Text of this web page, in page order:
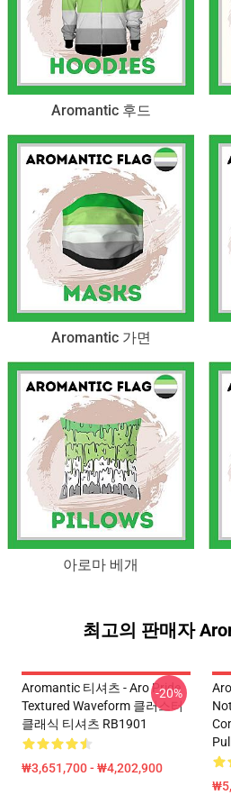
Aromantic 후드
Aromantic 가면
아로마 베개
최고의 판매자
Aromantic 티셔츠 - Aro Pride
Textured Waveform 클러스터
클래식 티셔츠 RB1901
₩3,651,700 - ₩4,202,900
-20%